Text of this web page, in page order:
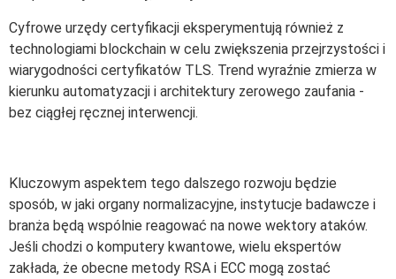
Cyfrowe urzędy certyfikacji eksperymentują również z
technologiami blockchain w celu zwiększenia przejrzystości i
wiarygodności certyfikatów TLS. Trend wyraźnie zmierza w
kierunku automatyzacji i architektury zerowego zaufania -
bez ciągłej ręcznej interwencji.
Kluczowym aspektem tego dalszego rozwoju będzie
sposób, w jaki organy normalizacyjne, instytucje badawcze i
branża będą wspólnie reagować na nowe wektory ataków.
Jeśli chodzi o komputery kwantowe, wielu ekspertów
zakłada, że obecne metody RSA i ECC mogą zostać